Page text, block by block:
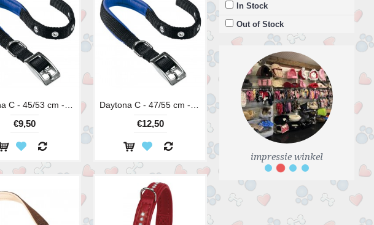
In Stock
Out of Stock
impressie winkel
1 2 3 4
€9,50 €12,50